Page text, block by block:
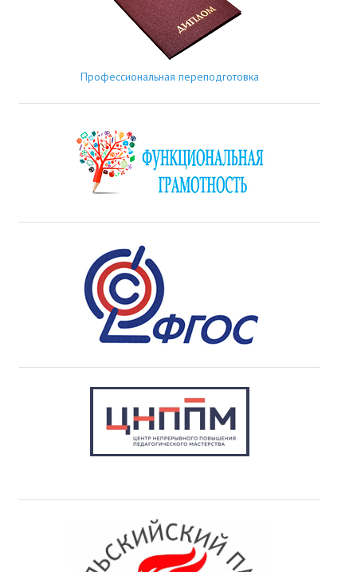
Профессиональная переподготовка